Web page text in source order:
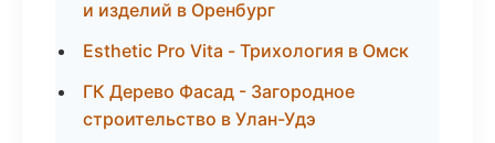
и изделий в Оренбург
Esthetic Pro Vita - Трихология в Омск
ГК Дерево Фасад - Загородное
строительство в Улан-Удэ